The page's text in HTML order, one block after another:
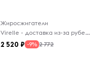
Жиросжигатели
Virelle - доставка из-за рубежа
2 520 -9% 2 772